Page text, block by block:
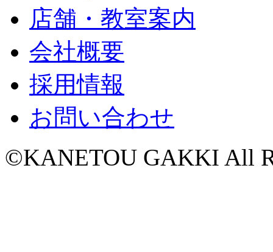
店舗・教室案内
会社概要
採用情報
お問い合わせ
©KANETOU GAKKI All